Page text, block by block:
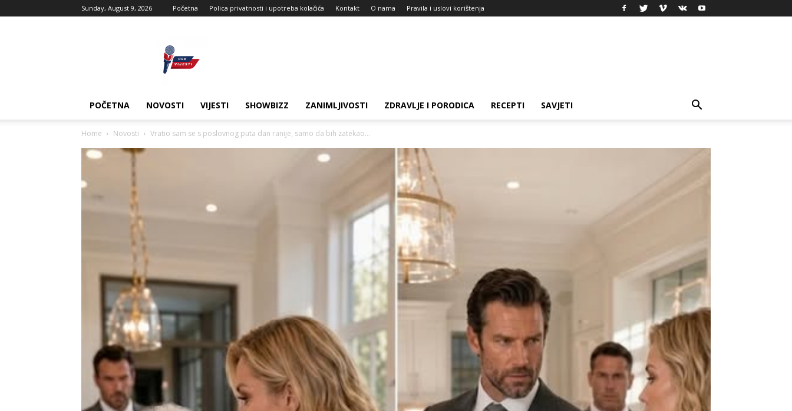
Sunday, August 9, 2026 Početna Polica privatnosti i upotreba kolačića Kontakt O nama Pravila i uslovi korištenja
POČETNA NOVOSTI VIJESTI SHOWBIZZ ZANIMLJIVOSTI ZDRAVLJE I PORODICA RECEPTI SAVJETI
Home Novosti Vratio sam se s poslovnog puta dan ranije, samo da bih zatekao...